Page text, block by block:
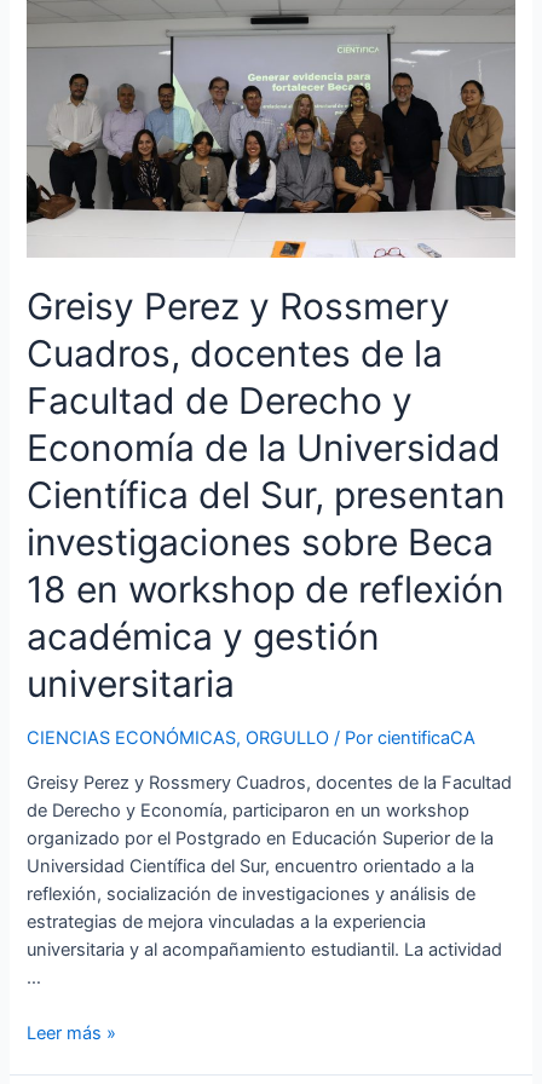
Greisy Perez y Rossmery
Cuadros, docentes de la
Facultad de Derecho y
Economía de la Universidad
Científica del Sur, presentan
investigaciones sobre Beca
18 en workshop de reflexión
académica y gestión
universitaria
CIENCIAS ECONÓMICAS,ORGULLO / PorcientificaCA
Greisy Perez y Rossmery Cuadros, docentes de la Facultad
de Derecho y Economía, participaron en un workshop
organizado por el Postgrado en Educación Superior de la
Universidad Científica del Sur, encuentro orientado a la
reflexión, socialización de investigaciones y análisis de
estrategias de mejora vinculadas a la experiencia
universitaria y al acompañamiento estudiantil. La actividad
…
Rossmery
Cuadros,
docentes
Facultad
de
Derecho
de
Universidad
Científica
del
Sur,
investigaciones
sobre
Beca
18
workshop
reflexión
y
gestión
universitaria
Leer más »